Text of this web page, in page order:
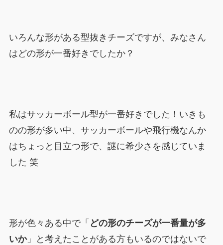
いろんな形がある型抜きチーズですが、みなさん
はどの形が一番好きでしたか？
私はサッカーボール型が一番好きでした！いきも
のの形が多い中、サッカーボールや飛行機なんか
はちょっと目立つ形で、謎に希少さを感じていま
した 笑
形が色々ある中で「 どの形のチーズが一番量が多
いか」と考えたことがある方もいるのではないで